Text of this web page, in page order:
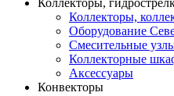
Коллекторы,
Коллекторы,
Оборудование
Смесительные
Коллекторные
Аксессуары
Конвекторы